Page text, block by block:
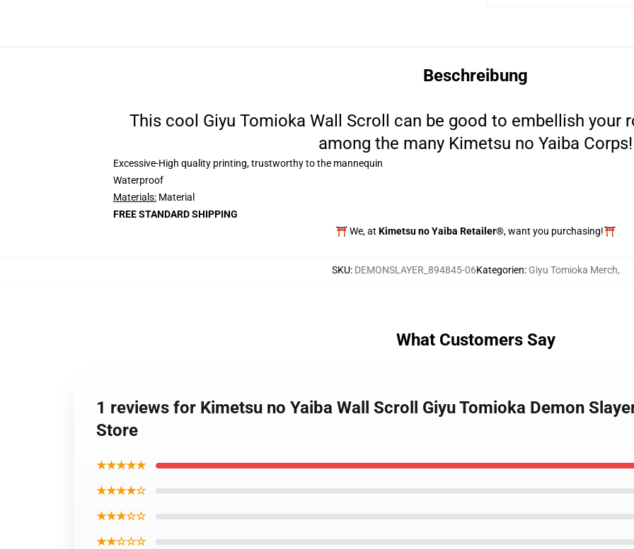
Beschreibung
This cool Giyu Tomioka Wall Scroll can be good to embellish your
among the many Kimetsu no Yaiba Corps!
Excessive-High quality printing, trustworthy to the mannequin
Waterproof
Materials: Material
FREE STANDARD SHIPPING
⛩️ We, at Kimetsu no Yaiba Retailer®, want you purchasing!⛩️
SKU: DEMONSLAYER_894845-06Kategorien: Giyu Tomioka Merch,
What Customers Say
1 reviews for Kimetsu no Yaiba Wall Scroll Giyu Tomioka Demon
Store
★★★★★
★★★★☆
★★★☆☆
★★☆☆☆